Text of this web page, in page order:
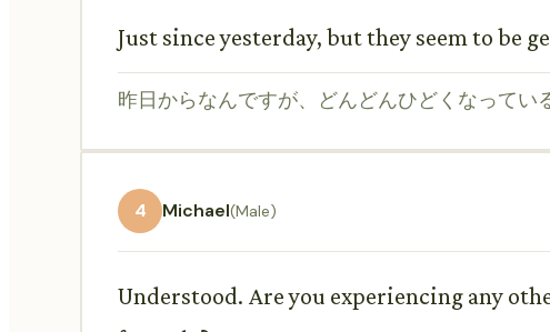
Just since yesterday, but they seem to be
昨日からなんですが、どんどんひどくなってい
4 Michael(Male)
Understood. Are you experiencing any